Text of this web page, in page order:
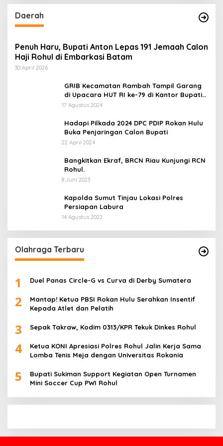
Daerah
Penuh Haru, Bupati Anton Lepas 191 Jemaah Calon
Haji Rohul di Embarkasi Batam
30 April 2026
GRIB Kecamatan Rambah Tampil Garang
di Upacara HUT RI ke-79 di Kantor Bupati
Rokan Hulu!
17 Agustus 2024
Hadapi Pilkada 2024 DPC PDIP Rokan Hulu
Buka Penjaringan Calon Bupati
22 April 2024
Bangkitkan Ekraf, BRCN Riau Kunjungi RCN
Rohul.
8 Juni 2023
Kapolda Sumut Tinjau Lokasi Polres
Persiapan Labura
14 Agustus 2022
Olahraga Terbaru
1 Duel Panas Circle-G vs Curva di Derby Sumatera
2
Mantap! Ketua PBSI Rokan Hulu Serahkan Insentif
Kepada Atlet dan Pelatih
3 Sepak Takraw, Kodim 0313/KPR Tekuk Dinkes Rohul
4
Ketua KONI Apresiasi Polres Rohul Jalin Kerja Sama
Lomba Tenis Meja dengan Universitas Rokania
5
Bupati Sukiman Support Kegiatan Open Turnamen
Mini Soccer Cup PWI Rohul